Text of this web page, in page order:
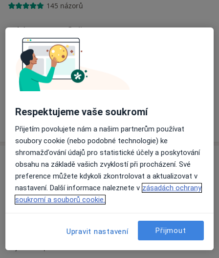
145 názorů
Adresa Online
Koučink (80 minut)
Mgr. Jana Jonáková
Respektujeme vaše soukromí
Přijetím povolujete nám a našim partnerům používat
soubory cookie (nebo podobné technologie) ke
shromažďování údajů pro statistické účely a poskytování
obsahu na základě vašich zvyklostí při procházení. Své
preference můžete kdykoli zkontrolovat a aktualizovat v
nastavení. Další informace naleznete v zásadách ochrany
soukromí a souborů cookie.
Upravit nastavení Přijmout